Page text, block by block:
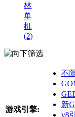
林
单
机
(2)
筛选
游戏引擎:
不
新
v8